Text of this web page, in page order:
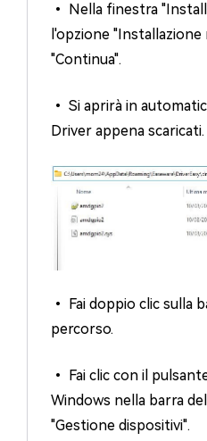
• Nella finestra
l'opzione "Installazione
"Continua".
• Si aprirà in
Driver appena scaricati.
• Fai doppio clic sulla
percorso.
• Fai clic con il
Windows nella barra
"Gestione dispositivi".